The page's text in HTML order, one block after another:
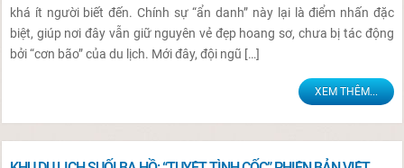
khá ít người biết đến. Chính sự “ẩn danh” này lại là điểm nhấn đặc
biệt, giúp nơi đây vẫn giữ nguyên vẻ đẹp hoang sơ, chưa bị tác động
bởi “cơn bão” của du lịch. Mới đây, đội ngũ […]
XEM THÊM...